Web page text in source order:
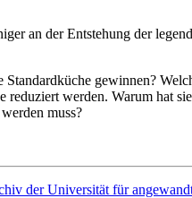
an der Entstehung der
gewinnen?
reduziert werden. Warum hat
muss?
der Universität für